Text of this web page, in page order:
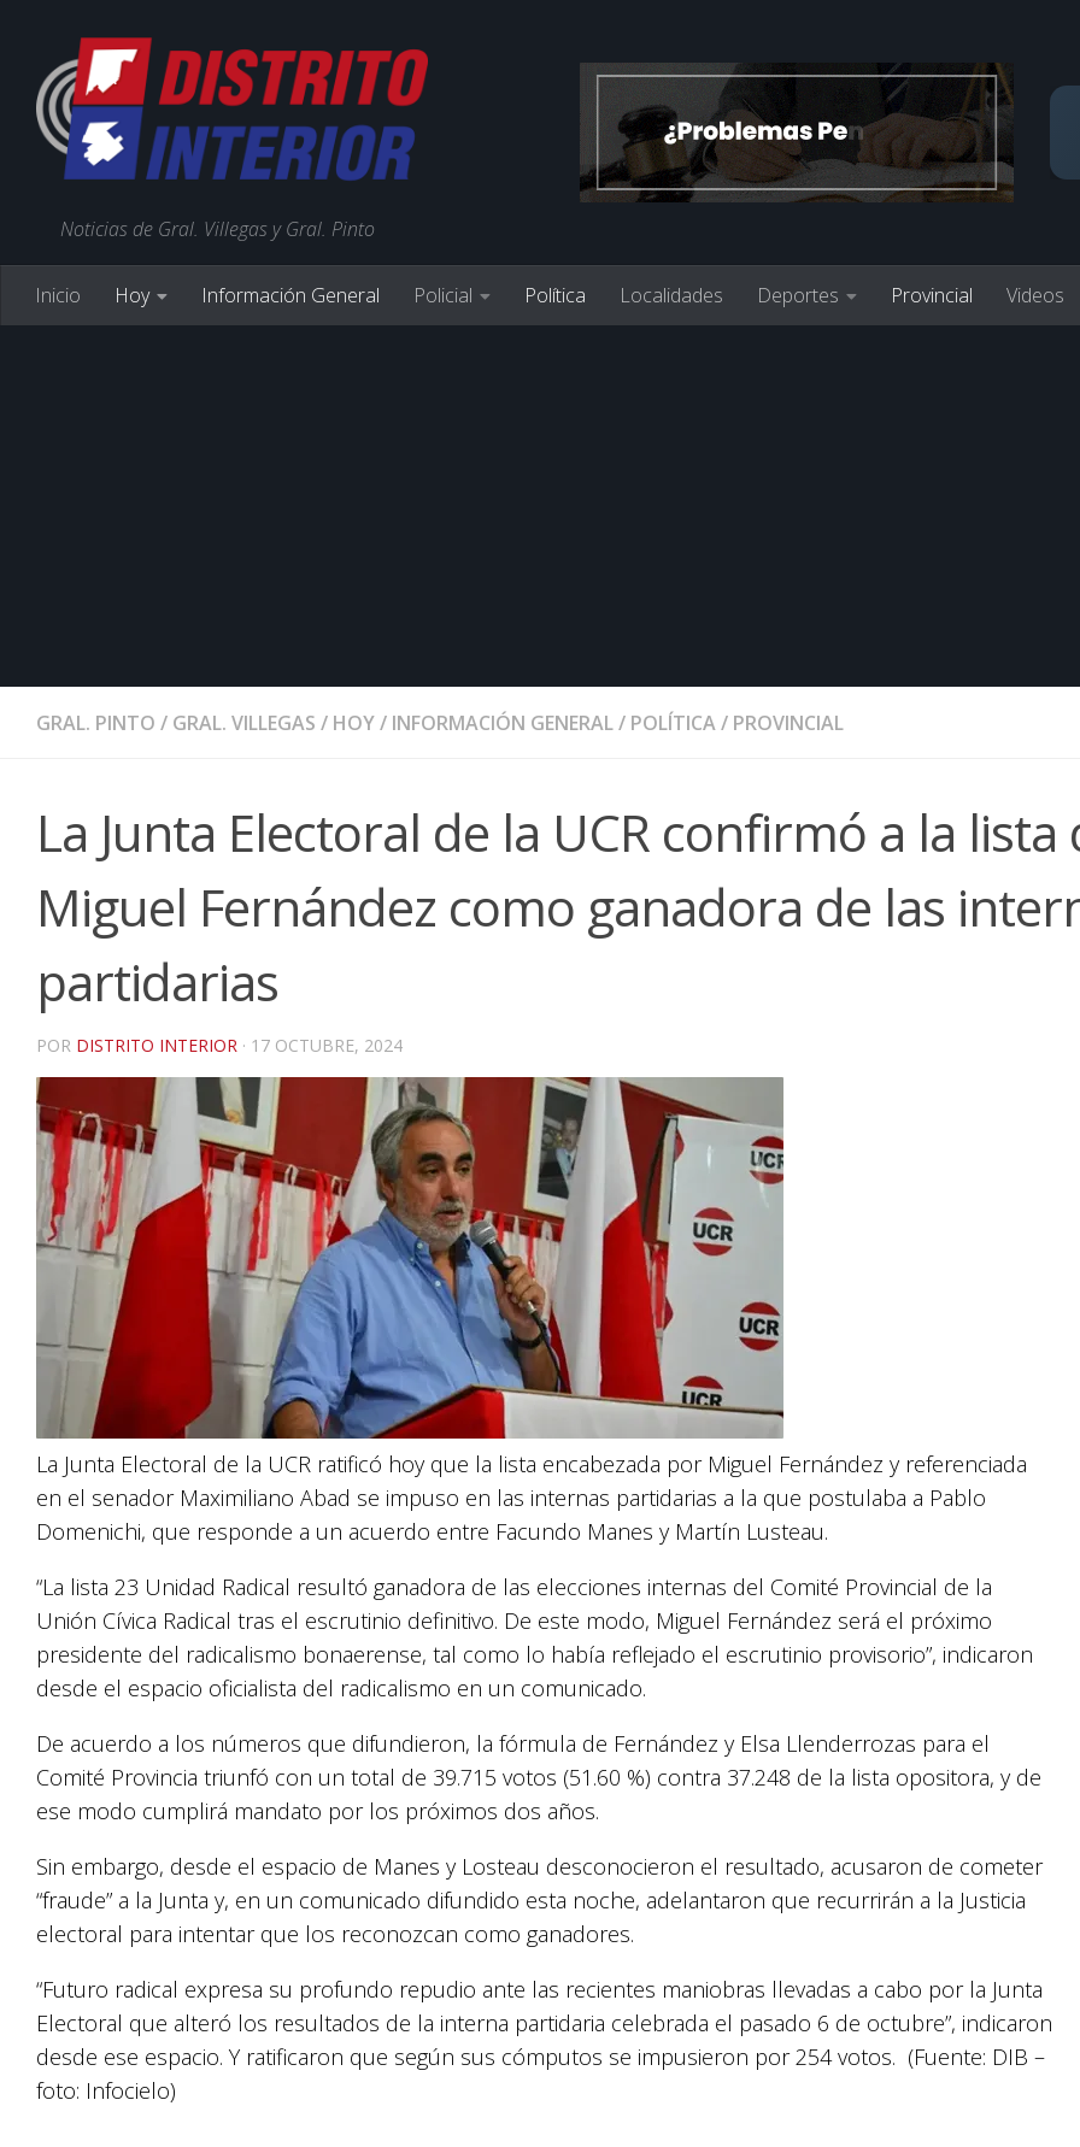
Noticias de Gral. Villegas y Gral. Pinto
Inicio Hoy Información General Policial Política Localidades Deportes Provincial Videos
GRAL. PINTO / GRAL. VILLEGAS / HOY/ INFORMACIÓN GENERAL/ POLÍTICA/ PROVINCIAL
La Junta Electoral de la UCR confirmó a la lista
Miguel Fernández como ganadora de las
partidarias
POR DISTRITO INTERIOR · 17 OCTUBRE, 2024
La Junta Electoral de la UCR ratificó hoy que la lista encabezada por Miguel Fernández y referenciada
en el senador Maximiliano Abad se impuso en las internas partidarias a la que postulaba a Pablo
Domenichi, que responde a un acuerdo entre Facundo Manes y Martín Lusteau.
“La lista 23 Unidad Radical resultó ganadora de las elecciones internas del Comité Provincial de la
Unión Cívica Radical tras el escrutinio definitivo. De este modo, Miguel Fernández será el próximo
presidente del radicalismo bonaerense, tal como lo había reflejado el escrutinio provisorio”, indicaron
desde el espacio oficialista del radicalismo en un comunicado.
De acuerdo a los números que difundieron, la fórmula de Fernández y Elsa Llenderrozas para el
Comité Provincia triunfó con un total de 39.715 votos (51.60 %) contra 37.248 de la lista opositora, y de
ese modo cumplirá mandato por los próximos dos años.
Sin embargo, desde el espacio de Manes y Losteau desconocieron el resultado, acusaron de cometer
“fraude” a la Junta y, en un comunicado difundido esta noche, adelantaron que recurrirán a la Justicia
electoral para intentar que los reconozcan como ganadores.
“Futuro radical expresa su profundo repudio ante las recientes maniobras llevadas a cabo por la Junta
Electoral que alteró los resultados de la interna partidaria celebrada el pasado 6 de octubre”, indicaron
desde ese espacio. Y ratificaron que según sus cómputos se impusieron por 254 votos. (Fuente: DIB –
foto: Infocielo)